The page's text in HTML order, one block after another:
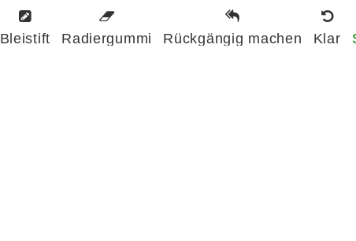
Bleistift Radiergummi Rückgängig machen Klar